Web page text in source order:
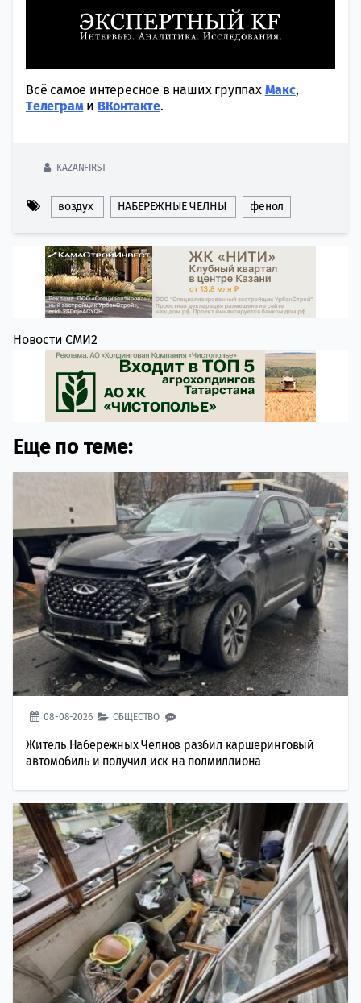
Всё самое интересное в наших группах Макс,
Tелеграми ВКонтакте.
KAZANFIRST
воздух НАБЕРЕЖНЫЕ ЧЕЛНЫ фенол
Новости СМИ2
Еще по теме:
08-08-2026 ОБЩЕСТВО
Житель Набережных Челнов разбил каршеринговый
автомобиль и получил иск на полмиллиона